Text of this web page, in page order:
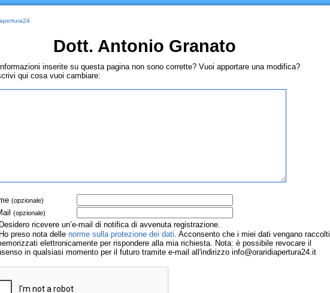
Dott. Antonio Granato
inserite su questa pagina non sono corrette? Vuoi apportare una modifica?
qui cosa vuoi cambiare:
(opzionale)
(opzionale)
Desidero ricevere un’e-mail di notifica di avvenuta registrazione.
Ho preso nota delle norme sulla protezione dei dati. Acconsento che i miei dati vengano raccolti
elettronicamente per rispondere alla mia richiesta. Nota: è possibile revocare il
in qualsiasi momento per il futuro tramite e-mail all'indirizzo info@oraridiapertura24.it